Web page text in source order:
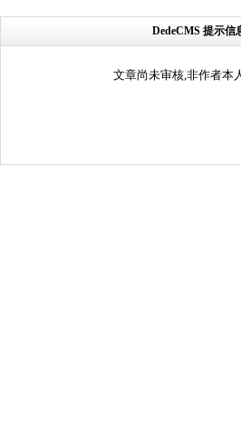
DedeCMS 提示信
文章尚未审核,非作者本